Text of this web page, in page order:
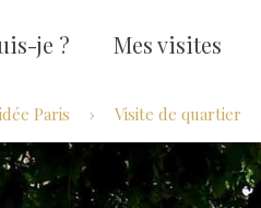
je ? Mes visites
Paris › Visite de quartier